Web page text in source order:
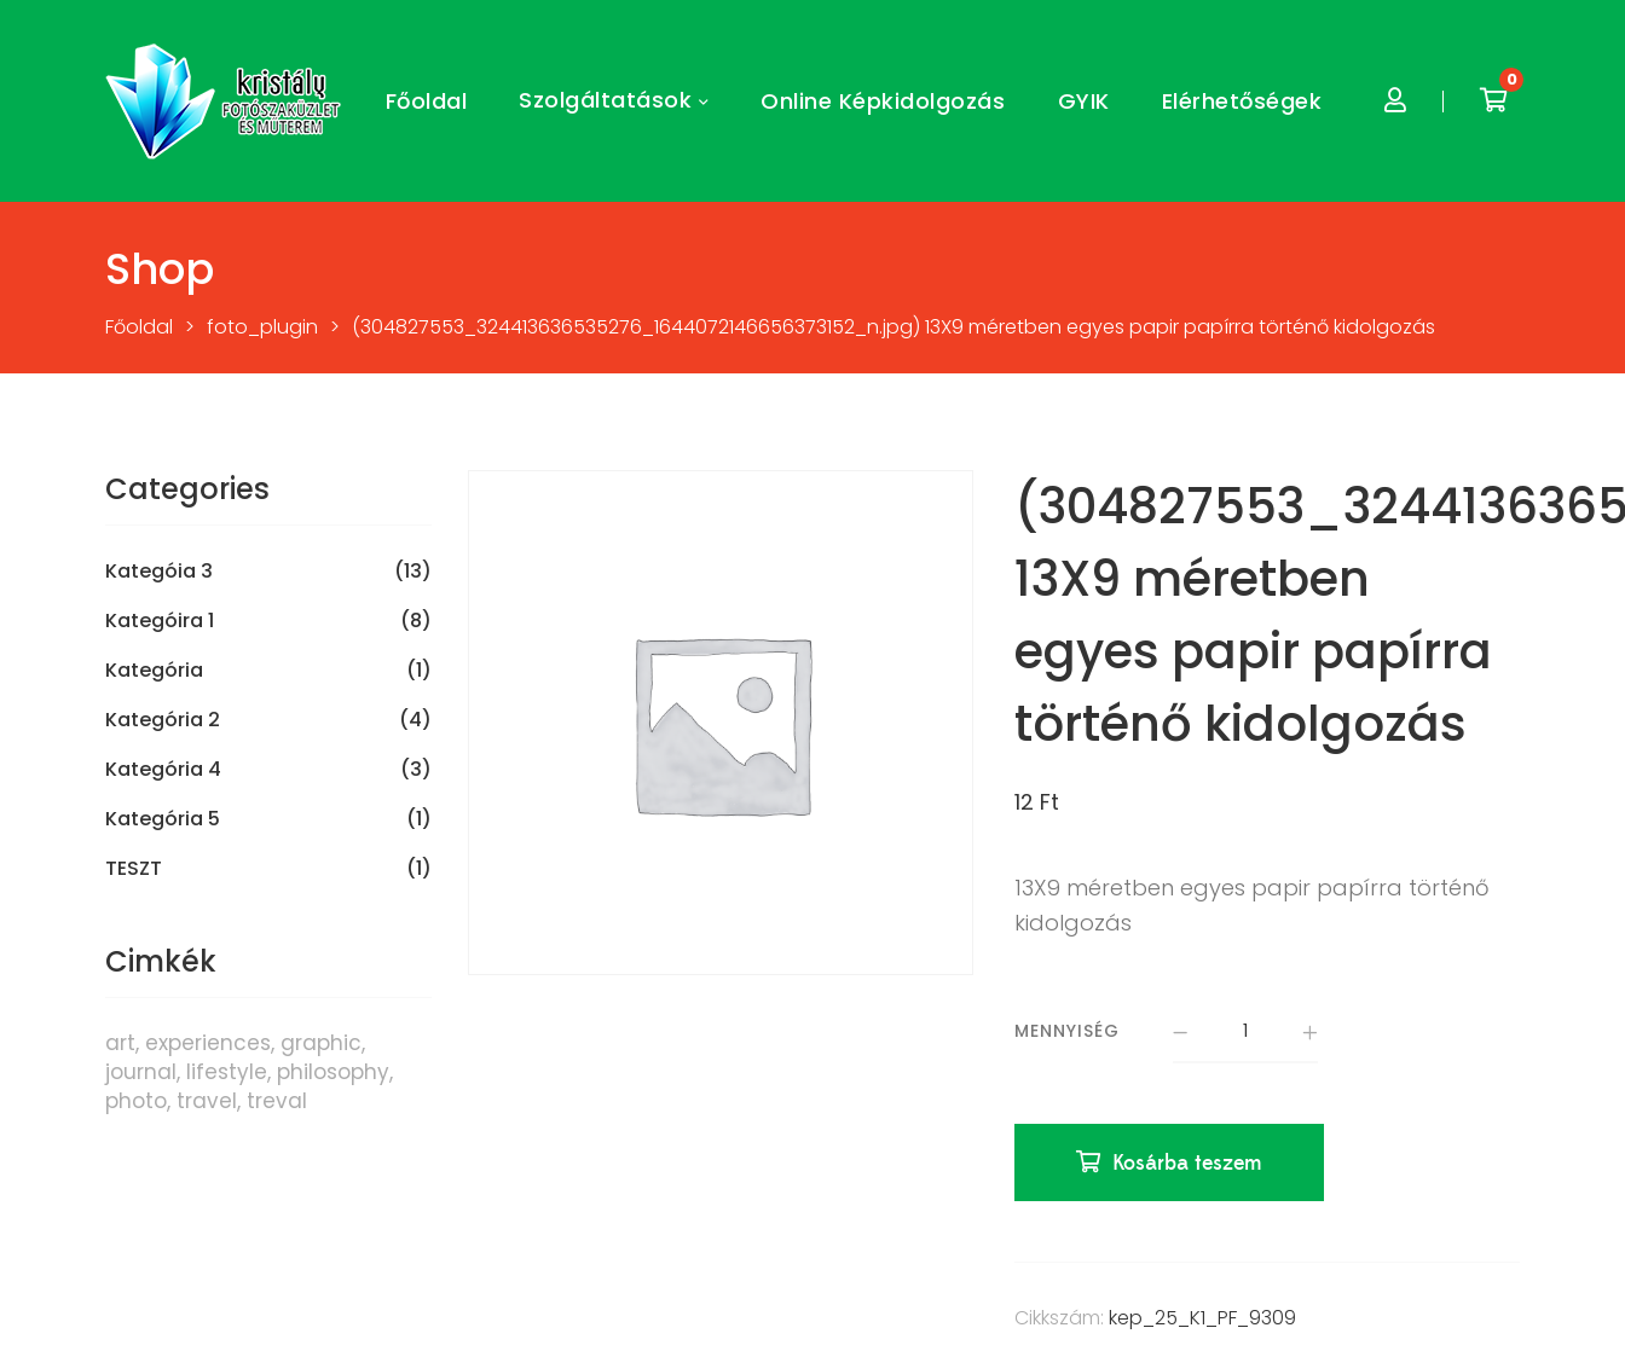
Főoldal Szolgáltatások Online Képkidolgozás GYIK Elérhetőségek
0
Shop
Főoldal > foto_plugin > (304827553_324413636535276_1644072146656373152_n.jpg) 13X9 méretben egyes papir papírra történő kidolgozás
13X9 méretben
egyes papir papírra
történő kidolgozás
12 Ft
13X9 méretben egyes papir papírra történő
kidolgozás
MENNYISÉG
Kosárba teszem
Cikkszám:kep_25_K1_PF_9309
Categories
Kategóia 3
(13)
Kategóira 1
(8)
Kategória
(1)
Kategória 2
(4)
Kategória 4
(3)
Kategória 5
(1)
TESZT
(1)
Cimkék
art experiences graphic
journal lifestyle philosophy
photo travel treval